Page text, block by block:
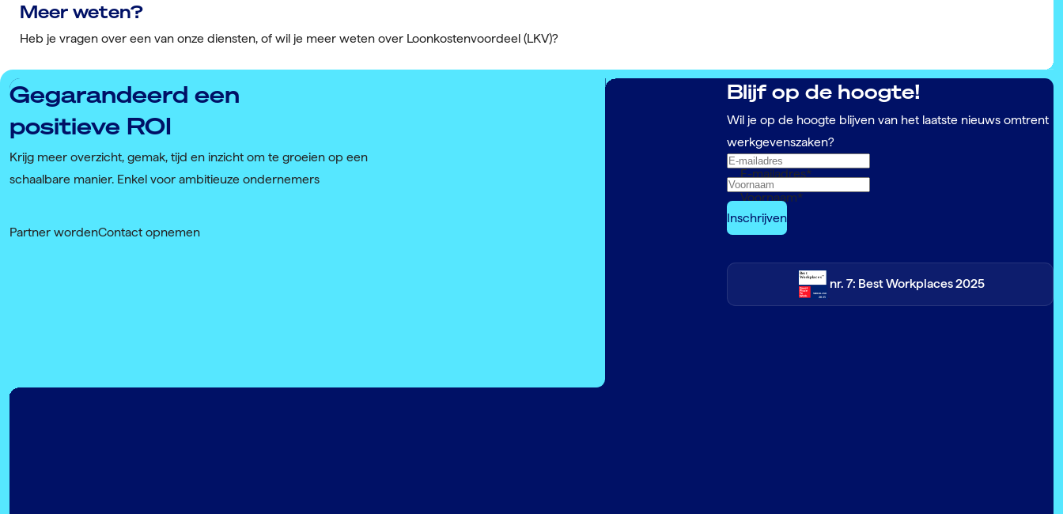
Meer weten?
Heb je vragen over een van onze diensten, of wil je meer weten over Loonkostenvoordeel (LKV)?
Gegarandeerd een
positieve ROI
Krijg meer overzicht, gemak, tijd en inzicht om te groeien op een
schaalbare manier. Enkel voor ambitieuze ondernemers
Partner wordenContact opnemen
Blijf op de hoogte!
Wil je op de hoogte blijven van het laatste nieuws omtrent
werkgevenszaken?
E-mailadres*
Voornaam*
nr. 7: Best Workplaces 2025